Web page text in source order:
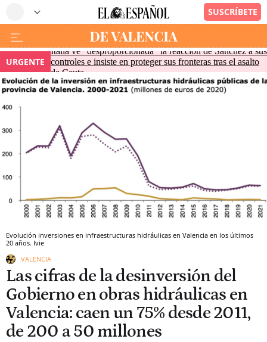
URGENTE
Italia ve "desproporcionada" la reacción de Sánchez a sus
controles e insiste en proteger sus fronteras tras el asalto
de Ceuta
Evolución inversiones en infraestructuras hidráulicas en Valencia en los últimos
20 años. Ivie
VALENCIA
Las cifras de la desinversión del
Gobierno en obras hidráulicas en
Valencia: caen un 75% desde 2011,
de 200 a 50 millones